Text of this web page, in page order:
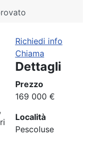
Richiedi info
Chiama
Dettagli
Prezzo
169 000 €
Località
Pescoluse